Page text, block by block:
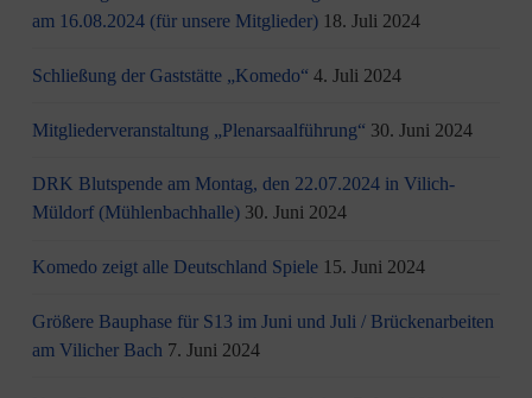
am 16.08.2024 (für unsere Mitglieder) 18. Juli 2024
Schließung der Gaststätte „Komedo“ 4. Juli 2024
Mitgliederveranstaltung „Plenarsaalführung“ 30. Juni 2024
DRK Blutspende am Montag, den 22.07.2024 in Vilich-
Müldorf (Mühlenbachhalle) 30. Juni 2024
Komedo zeigt alle Deutschland Spiele 15. Juni 2024
Größere Bauphase für S13 im Juni und Juli / Brü­cken­ar­bei­ten
am Vi­li­cher Bach 7. Juni 2024